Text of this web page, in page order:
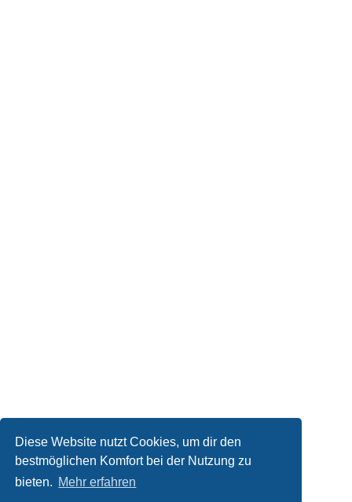
Diese Website nutzt Cookies, um dir den
bestmöglichen Komfort bei der Nutzung zu
bieten. Mehr erfahren